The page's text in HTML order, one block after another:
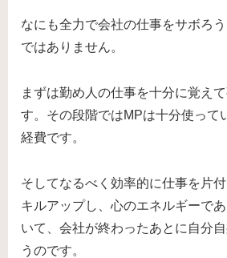
なにも全力で会社の仕事をサボろ
ではありません。
まずは勤め人の仕事を十分に覚え
す。その段階ではMPは十分使って
経費です。
そしてなるべく効率的に仕事を片
キルアップし、心のエネルギーで
いて、会社が終わったあとに自分
うのです。